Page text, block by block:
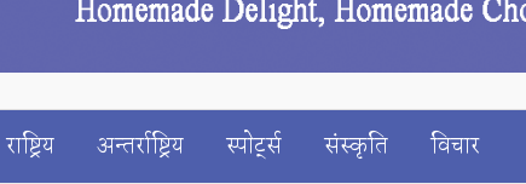
राष्ट्रिय अन्तर्राष्ट्रिय स्पाेर्ट्स संस्कृति विचार